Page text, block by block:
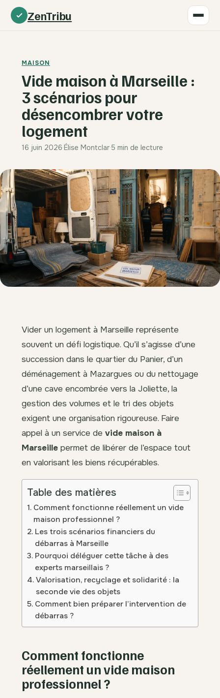
ZenTribu
MAISON
Vide maison à Marseille :
3 scénarios pour
désencombrer votre
logement
16 juin 2026·Élise Montclar·5 min de lecture
Vider un logement à Marseille représente
souvent un défi logistique. Qu’il s’agisse d’une
succession dans le quartier du Panier, d’un
déménagement à Mazargues ou du nettoyage
d’une cave encombrée vers la Joliette, la
gestion des volumes et le tri des objets
exigent une organisation rigoureuse. Faire
appel à un service de vide maison à
Marseille permet de libérer de l’espace tout
en valorisant les biens récupérables.
Table des matières
Comment fonctionne réellement un vide
maison professionnel ?
Les trois scénarios financiers du
débarras à Marseille
Pourquoi déléguer cette tâche à des
experts marseillais ?
Valorisation, recyclage et solidarité : la
seconde vie des objets
Comment bien préparer l’intervention de
débarras ?
Comment fonctionne
réellement un vide maison
professionnel ?